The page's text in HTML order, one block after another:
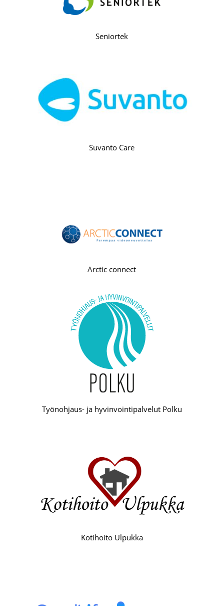
Seniortek
Suvanto Care
Arctic connect
Työnohjaus- ja hyvinvointipalvelut Polku
Kotihoito Ulpukka